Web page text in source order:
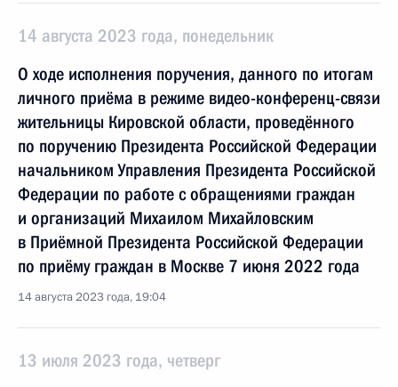
14 августа 2023 года, понедельник
О ходе исполнения поручения, данного по итогам
личного приёма в режиме видео-конференц-связи
жительницы Кировской области, проведённого
по поручению Президента Российской Федерации
начальником Управления Президента Российской
Федерации по работе с обращениями граждан
и организаций Михаилом Михайловским
в Приёмной Президента Российской Федерации
по приёму граждан в Москве 7 июня 2022 года
14 августа 2023 года, 19:04
13 июля 2023 года, четверг